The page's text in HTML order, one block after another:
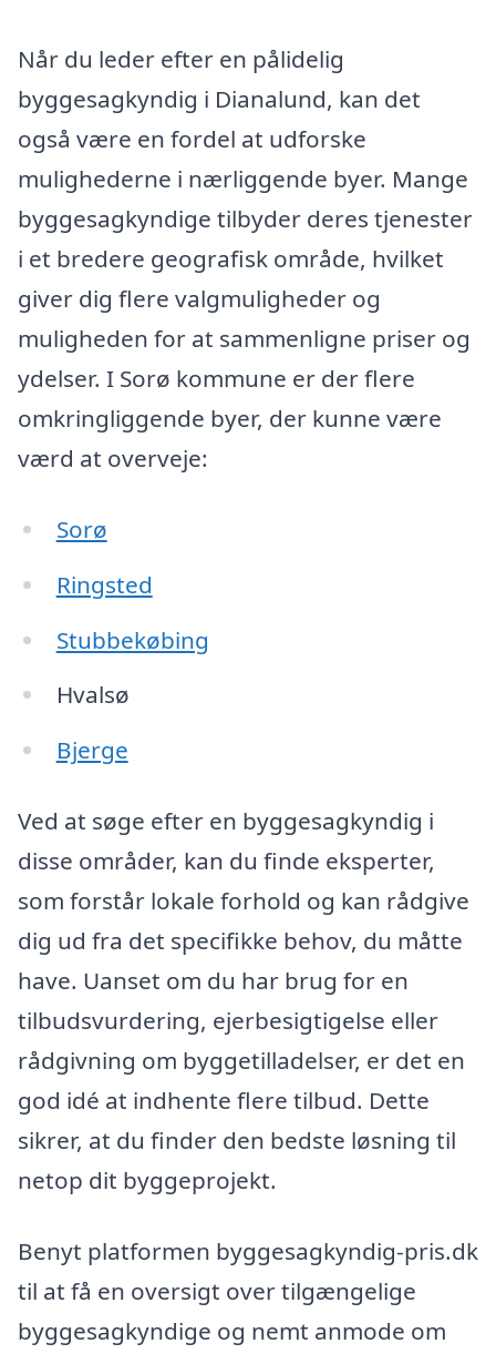
Når du leder efter en pålidelig
byggesagkyndig i Dianalund, kan det
også være en fordel at udforske
mulighederne i nærliggende byer. Mange
byggesagkyndige tilbyder deres tjenester
i et bredere geografisk område, hvilket
giver dig flere valgmuligheder og
muligheden for at sammenligne priser og
ydelser. I Sorø kommune er der flere
omkringliggende byer, der kunne være
værd at overveje:
Sorø
Ringsted
Stubbekøbing
Hvalsø
Bjerge
Ved at søge efter en byggesagkyndig i
disse områder, kan du finde eksperter,
som forstår lokale forhold og kan rådgive
dig ud fra det specifikke behov, du måtte
have. Uanset om du har brug for en
tilbudsvurdering, ejerbesigtigelse eller
rådgivning om byggetilladelser, er det en
god idé at indhente flere tilbud. Dette
sikrer, at du finder den bedste løsning til
netop dit byggeprojekt.
Benyt platformen byggesagkyndig-pris.dk
til at få en oversigt over tilgængelige
byggesagkyndige og nemt anmode om